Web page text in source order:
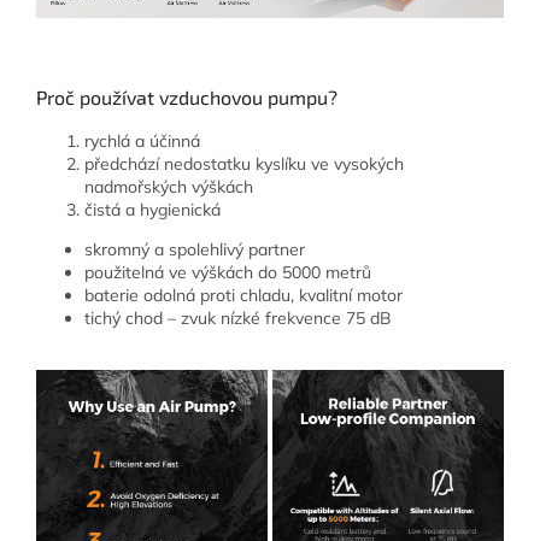
Proč používat vzduchovou pumpu?
rychlá a účinná
předchází nedostatku kyslíku ve vysokých
nadmořských výškách
čistá a hygienická
skromný a spolehlivý partner
použitelná ve výškách do 5000 metrů
baterie odolná proti chladu, kvalitní motor
tichý chod – zvuk nízké frekvence 75 dB